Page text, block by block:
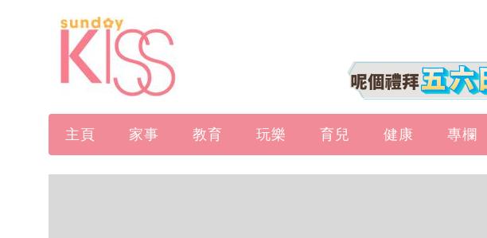
主頁 家事 教育 玩樂 育兒 健康 專欄